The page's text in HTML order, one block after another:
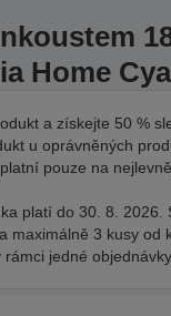
Home
a získejte 50 %
u oprávněných
pouze na
platí do 30. 8. 2026.
maximálně 3 kusy od
rámci jedné objednávky.